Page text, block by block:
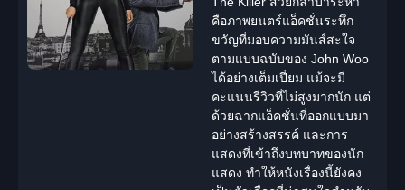
คือภาพยนตร์แอ็คชั่นระทึก
ขวัญที่มอบความมันส์สะใจ
ตามแบบฉบับของ John Woo
ได้อย่างเต็มเปี่ยม แม้จะมี
คะแนนรีวิวที่ไม่สูงมากนัก แต่
ด้วยฉากแอ็คชั่นที่ออกแบบมา
อย่างสร้างสรรค์ และการ
แสดงที่เข้าถึงบทบาทของนัก
แสดง ทำให้หนังเรื่องนี้ยังคง